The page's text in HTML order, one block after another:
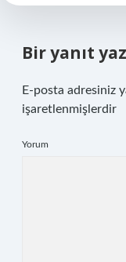
Bir yanıt
E-posta adresiniz
işaretlenmişlerdir
Yorum